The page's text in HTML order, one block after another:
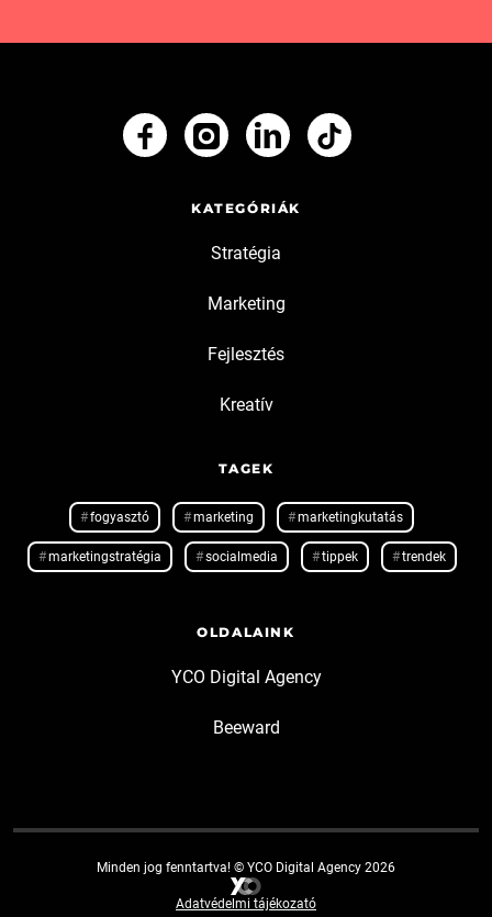
KATEGÓRIÁK
Stratégia
Marketing
Fejlesztés
Kreatív
TAGEK
fogyasztó marketing marketingkutatás
marketingstratégia socialmedia tippek trendek
OLDALAINK
YCO Digital Agency
Beeward
Minden jog fenntartva! © YCO Digital Agency 2026
Adatvédelmi tájékozató